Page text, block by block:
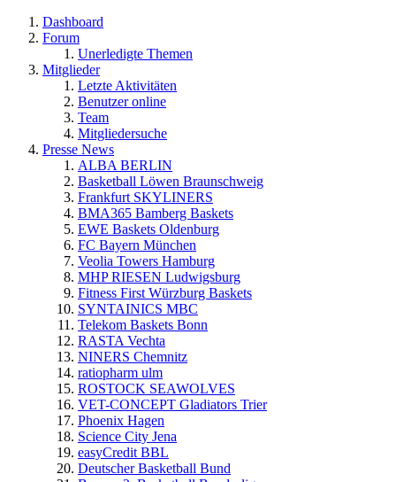
Dashboard
Forum
Unerledigte Themen
Mitglieder
Letzte Aktivitäten
Benutzer online
Team
Mitgliedersuche
Presse News
ALBA BERLIN
Basketball Löwen Braunschweig
Frankfurt SKYLINERS
BMA365 Bamberg Baskets
EWE Baskets Oldenburg
FC Bayern München
Veolia Towers Hamburg
MHP RIESEN Ludwigsburg
Fitness First Würzburg Baskets
SYNTAINICS MBC
Telekom Baskets Bonn
RASTA Vechta
NINERS Chemnitz
ratiopharm ulm
ROSTOCK SEAWOLVES
VET-CONCEPT Gladiators Trier
Phoenix Hagen
Science City Jena
easyCredit BBL
Deutscher Basketball Bund